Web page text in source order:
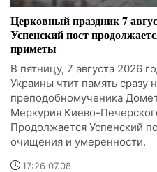
Церковный праздник 7
Успенский пост
приметы
В пятницу, 7 августа 2026
Украины чтит память сразу
преподобномученика
Меркурия Киево-
Продолжается Успенский
очищения и умеренности.
17:26 07.08